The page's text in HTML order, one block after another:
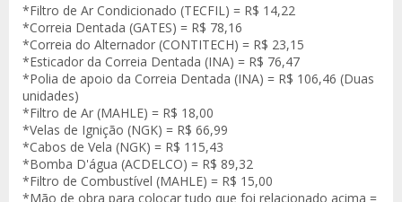
*Filtro de Ar Condicionado (TECFIL) = R$ 14,22
*Correia Dentada (GATES) = R$ 78,16
*Correia do Alternador (CONTITECH) = R$ 23,15
*Esticador da Correia Dentada (INA) = R$ 76,47
*Polia de apoio da Correia Dentada (INA) = R$ 106,46 (Duas
unidades)
*Filtro de Ar (MAHLE) = R$ 18,00
*Velas de Ignição (NGK) = R$ 66,99
*Cabos de Vela (NGK) = R$ 115,43
*Bomba D'água (ACDELCO) = R$ 89,32
*Filtro de Combustível (MAHLE) = R$ 15,00
*Mão de obra para colocar tudo que foi relacionado acima =